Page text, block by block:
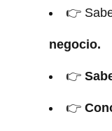
👉
negocio.
👉
👉